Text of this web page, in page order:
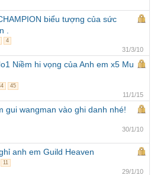
biểu tượng của sức
.
4
31/3/10
Niềm hi vọng của Anh em x5 Mu
45
11/1/15
gui wangman vào ghi danh nhé!
30/1/10
anh em Guild Heaven
11
29/1/10